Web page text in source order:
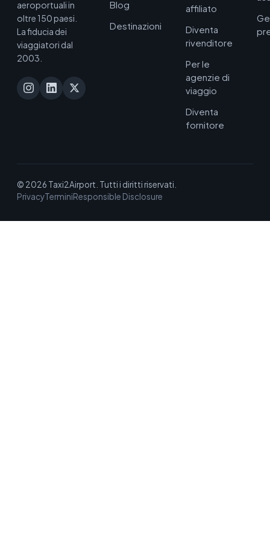
aeroportuali in
oltre 150 paesi.
La fiducia dei
viaggiatori dal
2003.
Blog
Destinazioni
affiliato
Diventa
rivenditore
Per le
agenzie di
viaggio
Diventa
fornitore
© 2026 Taxi2Airport. Tutti i diritti riservati.
PrivacyTerminiResponsible Disclosure